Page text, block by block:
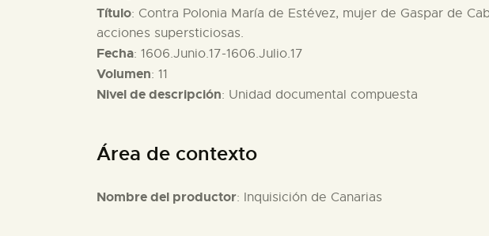
Título: Contra Polonia María de Estévez, mujer de Gaspar de
acciones supersticiosas.
Fecha: 1606.Junio.17-1606.Julio.17
Volumen: 11
Nivel de descripción: Unidad documental compuesta
Área de contexto
Nombre del productor: Inquisición de Canarias